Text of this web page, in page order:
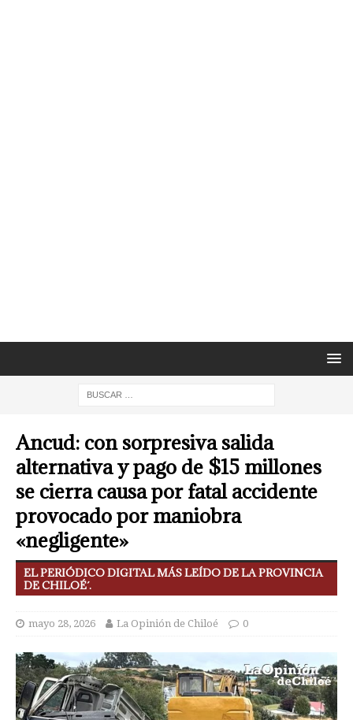
Ancud: con sorpresiva salida
alternativa y pago de $15 millones
se cierra causa por fatal accidente
provocado por maniobra
«negligente»
EL PERIÓDICO DIGITAL MÁS LEÍDO DE LA PROVINCIA
DE CHILOÉ´.
mayo 28, 2026 La Opinión de Chiloé 0